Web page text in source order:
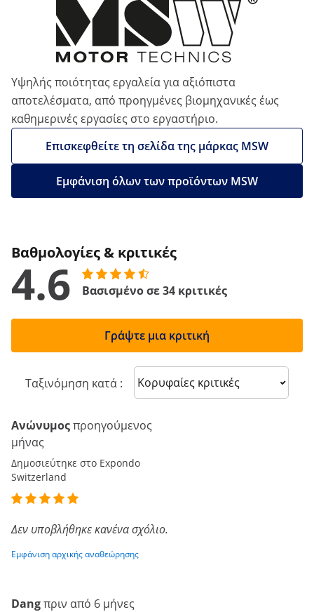
Υψηλής ποιότητας εργαλεία για αξιόπιστα
αποτελέσματα, από προηγμένες βιομηχανικές έως
καθημερινές εργασίες στο εργαστήριο.
Επισκεφθείτε τη σελίδα της μάρκας MSW
Εμφάνιση όλων των προϊόντων MSW
Βαθμολογίες & κριτικές
4.6 Βασισμένο σε 34 κριτικές
Γράψτε μια κριτική
Ταξινόμηση κατά : Sort reviews
Ανώνυμοςπροηγούμενος
μήνας
Δημοσιεύτηκε στο Expondo
Switzerland
Δεν υποβλήθηκε κανένα σχόλιο.
Εμφάνιση αρχικής αναθεώρησης
Dangπριν από 6 μήνες